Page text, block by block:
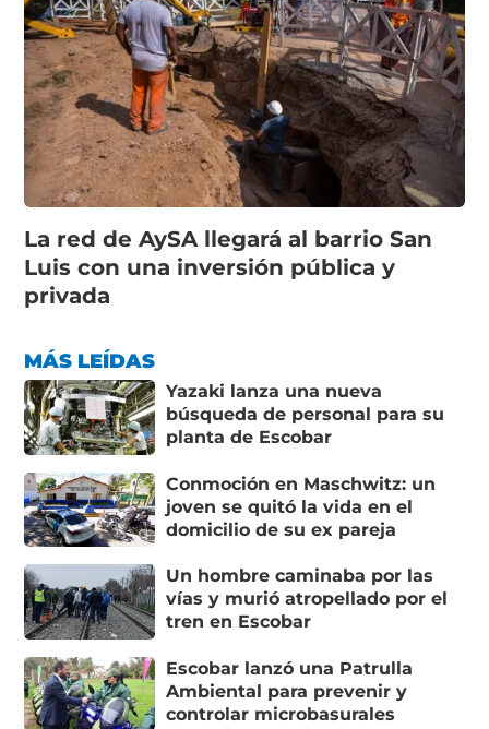
La red de AySA llegará al barrio San
Luis con una inversión pública y
privada
MÁS LEÍDAS
Yazaki lanza una nueva
búsqueda de personal para su
planta de Escobar
Conmoción en Maschwitz: un
joven se quitó la vida en el
domicilio de su ex pareja
Un hombre caminaba por las
vías y murió atropellado por el
tren en Escobar
Escobar lanzó una Patrulla
Ambiental para prevenir y
controlar microbasurales